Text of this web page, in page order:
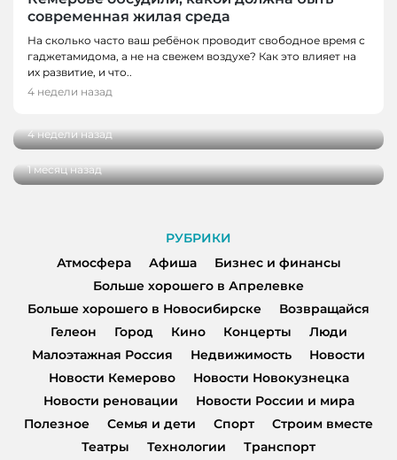
современная жилая среда
На сколько часто ваш ребёнок проводит свободное время с
гаджетамидома, а не на свежем воздухе? Как это влияет на
их развитие, и что..
4 недели назад
АТМОСФЕРА
Представители Российского Союза
строителей познакомились с проектами
4 недели назад
АТМОСФЕРА, НОВОСТИ, НОВОСТИ
КЕМЕРОВО
квартал»
1 месяц назад
РУБРИКИ
Атмосфера
Афиша
Бизнес и финансы
Больше хорошего в Апрелевке
Больше хорошего в Новосибирске
Возвращайся
Гелеон
Город Кино Концерты
Люди
Малоэтажная Россия
Недвижимость
Новости
Новости Кемерово
Новости Новокузнецка
Новости реновации
Новости России и мира
Полезное
Семья и дети Спорт
Строим вместе
Театры
Технологии
Транспорт